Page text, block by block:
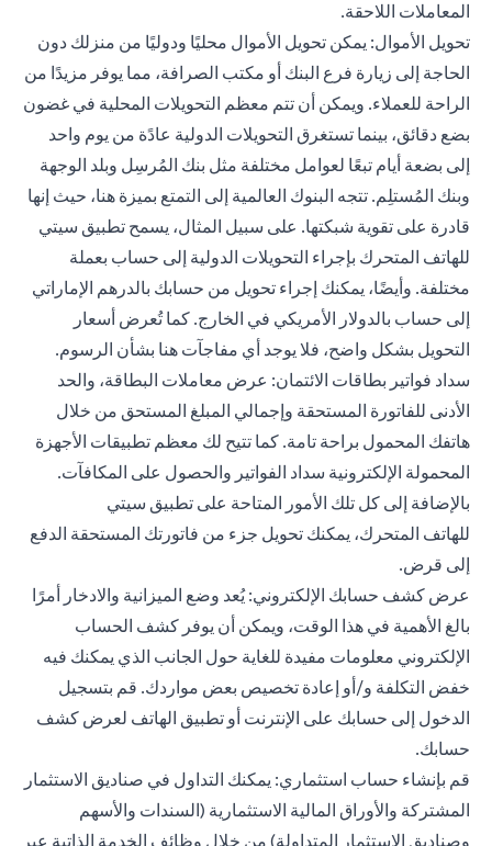
المعاملات اللاحقة.
تحويل الأموال: يمكن تحويل الأموال محليًا ودوليًا من منزلك دون
الحاجة إلى زيارة فرع البنك أو مكتب الصرافة، مما يوفر مزيدًا من
الراحة للعملاء. ويمكن أن تتم معظم التحويلات المحلية في غضون
بضع دقائق، بينما تستغرق التحويلات الدولية عادًة من يوم واحد
إلى بضعة أيام تبعًا لعوامل مختلفة مثل بنك المُرسِل وبلد الوجهة
وبنك المُستلِم. تتجه البنوك العالمية إلى التمتع بميزة هنا، حيث إنها
قادرة على تقوية شبكتها. على سبيل المثال، يسمح تطبيق سيتي
للهاتف المتحرك بإجراء التحويلات الدولية إلى حساب بعملة
مختلفة. وأيضًا، يمكنك إجراء تحويل من حسابك بالدرهم الإماراتي
إلى حساب بالدولار الأمريكي في الخارج. كما تُعرض أسعار
التحويل بشكل واضح، فلا يوجد أي مفاجآت هنا بشأن الرسوم.
سداد فواتير بطاقات الائتمان: عرض معاملات البطاقة، والحد
الأدنى للفاتورة المستحقة وإجمالي المبلغ المستحق من خلال
هاتفك المحمول براحة تامة. كما تتيح لك معظم تطبيقات الأجهزة
المحمولة الإلكترونية سداد الفواتير والحصول على المكافآت.
بالإضافة إلى كل تلك الأمور المتاحة على تطبيق سيتي
للهاتف المتحرك، يمكنك تحويل جزء من فاتورتك المستحقة الدفع
إلى قرض.
عرض كشف حسابك الإلكتروني: يُعد وضع الميزانية والادخار أمرًا
بالغ الأهمية في هذا الوقت، ويمكن أن يوفر كشف الحساب
الإلكتروني معلومات مفيدة للغاية حول الجانب الذي يمكنك فيه
خفض التكلفة و/أو إعادة تخصيص بعض مواردك. قم بتسجيل
الدخول إلى حسابك على الإنترنت أو تطبيق الهاتف لعرض كشف
حسابك.
قم بإنشاء حساب استثماري: يمكنك التداول في صناديق الاستثمار
المشتركة والأوراق المالية الاستثمارية (السندات والأسهم
وصناديق الاستثمار المتداولة) من خلال وظائف الخدمة الذاتية عبر